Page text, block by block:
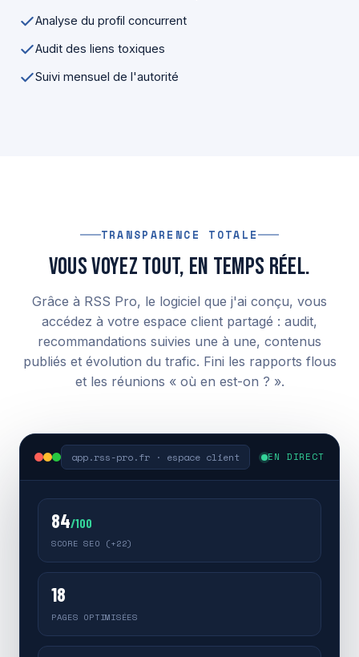
Analyse du profil concurrent
Audit des liens toxiques
Suivi mensuel de l'autorité
TRANSPARENCE TOTALE
Vous voyez tout, en temps réel.
Grâce à RSS Pro, le logiciel que j'ai conçu, vous
accédez à votre espace client partagé : audit,
recommandations suivies une à une, contenus
publiés et évolution du trafic. Fini les rapports flous
et les réunions « où en est-on ? ».
app.rss-pro.fr · espace client EN DIRECT
84/100
SCORE SEO (+22)
18
PAGES OPTIMISÉES